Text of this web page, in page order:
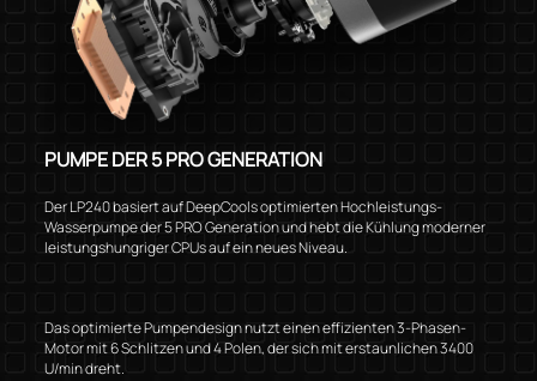
PUMPE DER 5 PRO GENERATION
Der LP240 basiert auf DeepCools optimierten Hochleistungs-
Wasserpumpe der 5 PRO Generation und hebt die Kühlung moderner
leistungshungriger CPUs auf ein neues Niveau.
Das optimierte Pumpendesign nutzt einen effizienten 3-Phasen-
Motor mit 6 Schlitzen und 4 Polen, der sich mit erstaunlichen 3400
U/min dreht.